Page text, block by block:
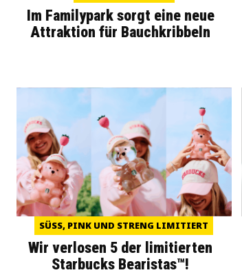
Im Familypark sorgt eine neue
Attraktion für Bauchkribbeln
SÜSS, PINK UND STRENG LIMITIERT
Wir verlosen 5 der limitierten
Starbucks Bearistas™!